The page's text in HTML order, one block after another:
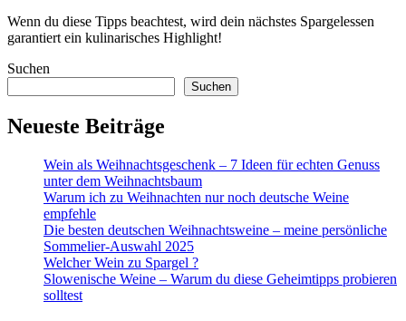
Wenn du diese Tipps beachtest, wird dein nächstes Spargelessen
garantiert ein kulinarisches Highlight!
Suchen
Suchen
Neueste Beiträge
Wein als Weihnachtsgeschenk – 7 Ideen für echten Genuss
unter dem Weihnachtsbaum
Warum ich zu Weihnachten nur noch deutsche Weine
empfehle
Die besten deutschen Weihnachtsweine – meine persönliche
Sommelier-Auswahl 2025
Welcher Wein zu Spargel ?
Slowenische Weine – Warum du diese Geheimtipps probieren
solltest